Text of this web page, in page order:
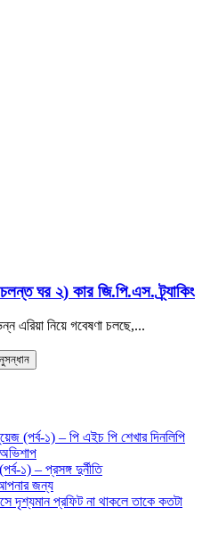
ঘর ২) কার জি.পি.এস. ট্র্যাকিং
এরিয়া নিয়ে গবেষণা চলছে,...
(পর্ব-১) – পি এইচ পি শেখার দিনলিপি
১) – প্রসঙ্গ দুর্নীতি
জন্য
দৃশ্যমান প্রফিট না থাকলে তাকে কতটা